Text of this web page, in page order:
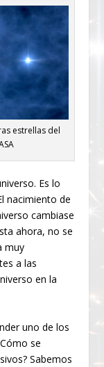
estrellas del
Es lo
nacimiento de
cambiase
ahora, no se
muy
a las
en la
uno de los
se
Sabemos